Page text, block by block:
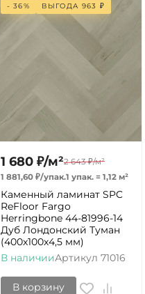
- 36% ВЫГОДА 963 ₽
1 680 ₽/м²2 643 ₽/м²
1 881,60 ₽/упак.1 упак. = 1,12 м²
Каменный ламинат SPC
ReFloor Fargo
Herringbone 44-81996-14
Дуб Лондонский Туман
(400х100х4,5 мм)
В наличииАртикул 71016
В корзину